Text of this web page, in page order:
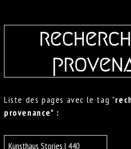
Liste des pages avec le tag "
provenance" :
Kunsthaus Stories | 440